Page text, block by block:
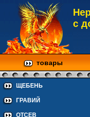
с
товары
ЩЕБЕНЬ
ГРАВИЙ
ОТСЕВ